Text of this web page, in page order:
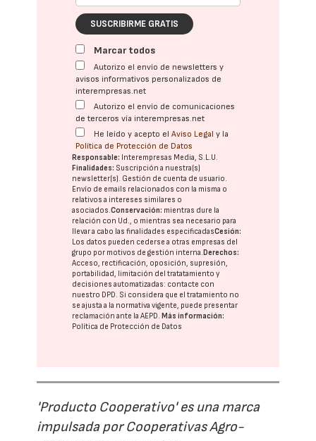
SUSCRIBIRME GRATIS
Marcar todos
Autorizo el envío de newsletters y
avisos informativos personalizados de
interempresas.net
Autorizo el envío de comunicaciones
de terceros vía interempresas.net
He leído y acepto elAviso Legal y la
Política de Protección de Datos
Responsable: Interempresas Media, S.L.U.
Finalidades: Suscripción a nuestra(s)
newsletter(s). Gestión de cuenta de usuario.
Envío de emails relacionados con la misma o
relativos a intereses similares o
asociados.Conservación: mientras dure la
relación con Ud., o mientras sea necesario para
llevar a cabo las finalidades especificadasCesión:
Los datos pueden cederse a otras empresas del
grupo por motivos de gestión interna.Derechos:
Acceso, rectificación, oposición, supresión,
portabilidad, limitación del tratatamiento y
decisiones automatizadas: contacte con
nuestro DPD. Si considera que el tratamiento no
se ajusta a la normativa vigente, puede presentar
reclamación ante laAEPD.Más información:
Política de Protección de Datos
'Producto Cooperativo' es una marca
impulsada por Cooperativas Agro-